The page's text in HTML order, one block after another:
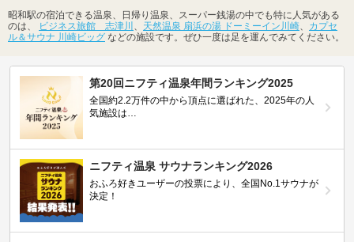
昭和駅の宿泊できる温泉、日帰り温泉、スーパー銭湯の中でも特に人気がある
のは、
ビジネス旅館 志津川 、 天然温泉 扇浜の湯 ドーミーイン川崎、 カプセ
ル＆サウナ 川崎ビッグ などの施設です。ぜひ一度は足を運んでみてください。
第20回ニフティ温泉年間ランキング2025
全国約2.2万件の中から頂点に選ばれた、2025年の人
気施設は…
ニフティ温泉 サウナランキング2026
おふろ好きユーザーの投票により、全国No.1サウナが
決定！